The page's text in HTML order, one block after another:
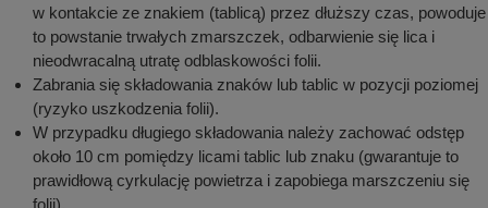
w kontakcie ze znakiem (tablicą) przez dłuższy czas, powoduje
to powstanie trwałych zmarszczek, odbarwienie się lica i
nieodwracalną utratę odblaskowości folii.
Zabrania się składowania znaków lub tablic w pozycji poziomej
(ryzyko uszkodzenia folii).
W przypadku długiego składowania należy zachować odstęp
około 10 cm pomiędzy licami tablic lub znaku (gwarantuje to
prawidłową cyrkulację powietrza i zapobiega marszczeniu się